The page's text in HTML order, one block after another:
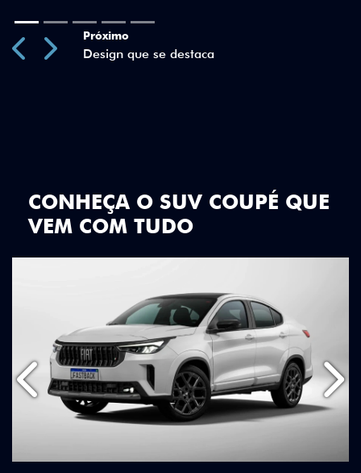
CONHEÇA O SUV COUPÉ QUE
VEM COM TUDO
Anterior